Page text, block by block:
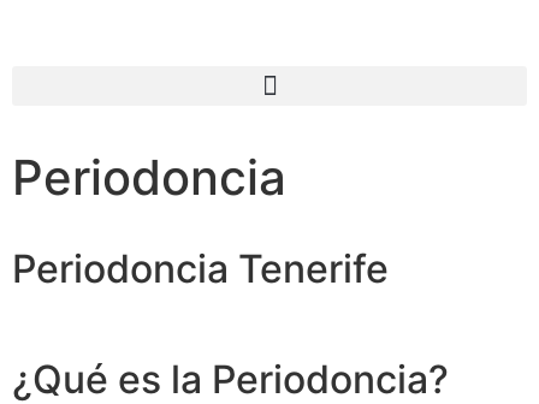
Periodoncia
Periodoncia Tenerife
¿Qué es la Periodoncia?